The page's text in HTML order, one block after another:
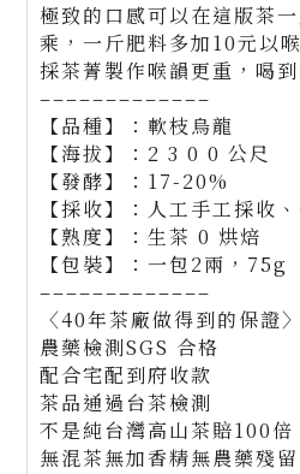
極致的口感可以在這版茶
乘，一斤肥料多加10元以
採茶菁製作喉韻更重，喝
–––––––––––––
【品種】：軟枝烏龍
【海拔】：2 3 0 0 公尺
【發酵】：17-20%
【採收】：人工手工採收
【熟度】：生茶 0 烘焙
【包裝】：一包2兩，75g
–––––––––––––
〈40年茶廠做得到的保證〉
農藥檢測SGS 合格
配合宅配到府收款
茶品通過台茶檢測
不是純台灣高山茶賠100倍
無混茶無加香精無農藥殘留